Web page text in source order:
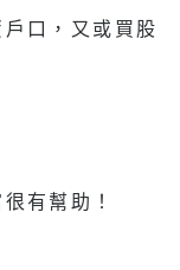
口，又或買股
有幫助！